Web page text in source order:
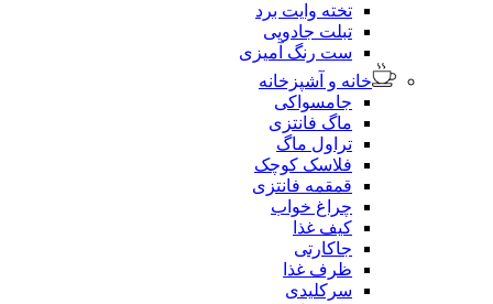
تخته وایت برد
تبلت جادویی
ست رنگ آمیزی
خانه و آشپزخانه
جامسواکی
ماگ فانتزی
تراول ماگ
فلاسک کوچک
قمقمه فانتزی
چراغ خواب